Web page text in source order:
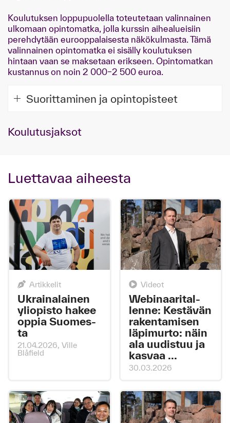
Koulutuksen loppupuolella toteutetaan valinnainen
ulkomaan opintomatka, jolla kurssin aihealueisiin
perehdytään eurooppalaisesta näkökulmasta. Tämä
valinnainen opintomatka ei sisälly koulutuksen
hintaan vaan se maksetaan erikseen. Opintomatkan
kustannus on noin 2 000–2 500 euroa.
Suorittaminen ja opintopisteet
Koulutusjaksot
Luettavaa aiheesta
Artikkelit
Ukrai­na­lai­nen
yli­opis­to ha­kee
op­pia Suo­mes­
ta
21.04.2026, Ville
Blåfield
Videot
We­bi­naa­ri­tal­
len­ne: Kes­tä­vän
ra­ken­ta­mi­sen
lä­pi­mur­to: näin
ala uu­dis­tuu ja
kas­vaa ...
30.03.2026